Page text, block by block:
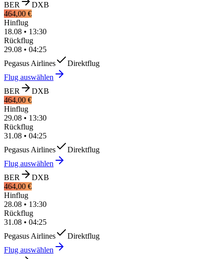
BER
DXB
464,00 €
Hinflug
18.08 • 13:30
Rückflug
29.08 • 04:25
Pegasus Airlines
Direktflug
Flug auswählen
BER
DXB
464,00 €
Hinflug
29.08 • 13:30
Rückflug
31.08 • 04:25
Pegasus Airlines
Direktflug
Flug auswählen
BER
DXB
464,00 €
Hinflug
28.08 • 13:30
Rückflug
31.08 • 04:25
Pegasus Airlines
Direktflug
Flug auswählen